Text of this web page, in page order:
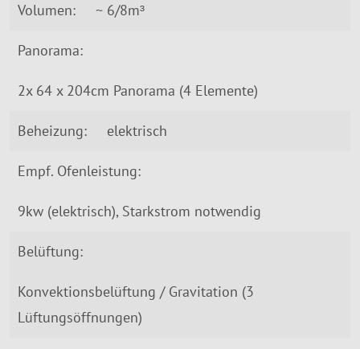
Volumen: ~ 6/8m³
Panorama:
2x 64 x 204cm Panorama (4 Elemente)
Beheizung: elektrisch
Empf. Ofenleistung:
9kw (elektrisch), Starkstrom notwendig
Belüftung:
Konvektionsbelüftung / Gravitation (3
Lüftungsöffnungen)